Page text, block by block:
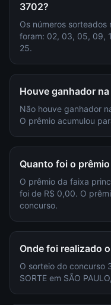
3702?
Os números
foram: 02, 03, 05, 09,
25.
Houve ganhador
Não houve ganhador
O prêmio acumulou
Quanto foi o
O prêmio da faixa
foi de R$ 0,00. O
concurso.
Onde foi realizado
O sorteio do concurso
SORTE em SÃO